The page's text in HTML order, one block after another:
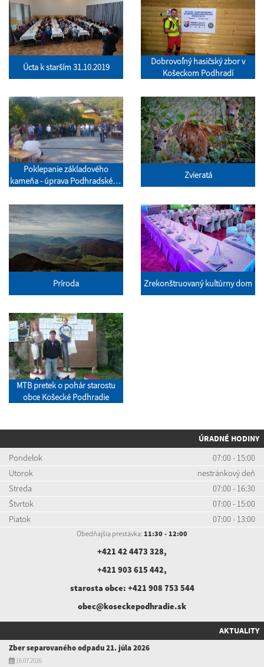
Úcta k starším 31.10.2019
Dobrovoľný hasičský zbor v
Košeckom Podhradí
Poklepanie základového
kameňa - úprava Podhradského
Zvieratá
Príroda Zrekonštruovaný kultúrny dom
MTB pretek o pohár starostu
obce Košecké Podhradie
ÚRADNÉ HODINY
Pondelok
07:00 - 15:00
Utorok
nestránkový deň
Streda
07:00 - 16:30
Štvrtok
07:00 - 15:00
Piatok
07:00 - 13:00
Obedňajšia prestávka: 11:30 - 12:00
+421 42 4473 328,
+421 903 615 442,
starosta obce: +421 908 753 544
obec@koseckepodhradie.sk
AKTUALITY
Zber separovaného odpadu 21. júla 2026
16.07.2026